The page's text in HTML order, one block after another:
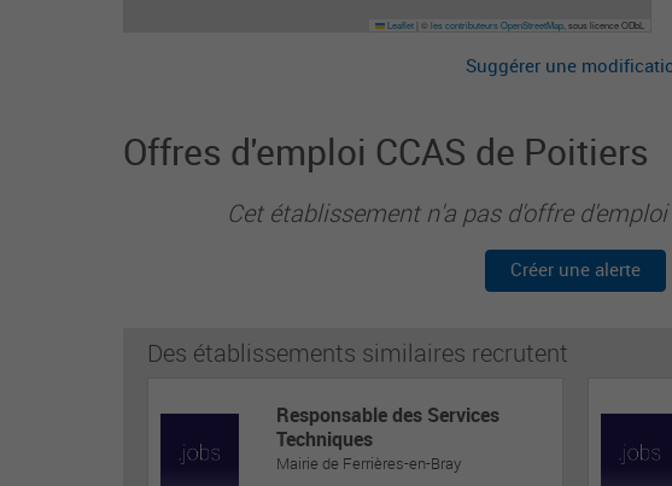
Leaflet ©les contributeurs OpenStreetMap, sous licence ODbL
Suggérer une
Offres d'emploi CCAS de Poitiers
Cet établissement n'a pas d'offre
Créer une alerte
Des établissements similaires recrutent
Responsable des Services
Techniques
Mairie de Ferrières-en-Bray